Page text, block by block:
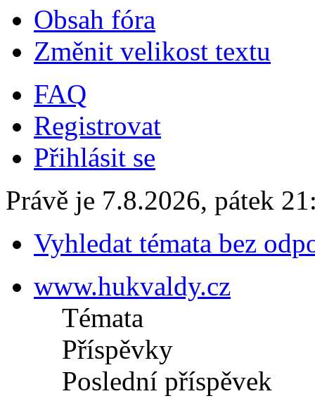
Obsah fóra
Změnit velikost textu
FAQ
Registrovat
Přihlásit se
Právě je 7.8.2026, pátek
Vyhledat témata bez
www.hukvaldy.cz
Témata
Příspěvky
Poslední příspěvek